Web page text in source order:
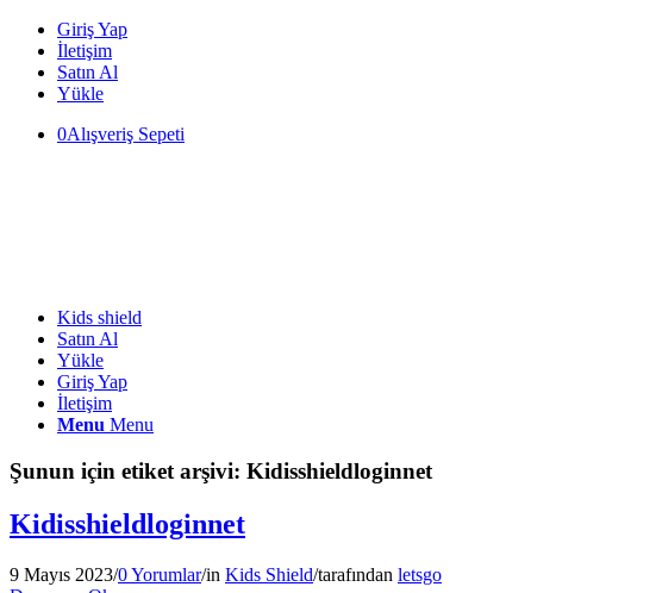
Giriş Yap
İletişim
Satın Al
Yükle
0Alışveriş Sepeti
Kids shield
Satın Al
Yükle
Giriş Yap
İletişim
Menu Menu
Şunun için etiket arşivi: Kidisshieldloginnet
Kidisshieldloginnet
9 Mayıs 2023/0 Yorumlar/in Kids Shield/tarafından letsgo